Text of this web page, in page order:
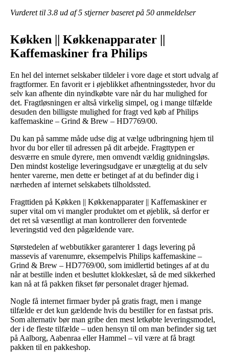
Vurderet til 3.8 ud af 5 stjerner baseret på 50 anmeldelser
Køkken || Køkkenapparater ||
Kaffemaskiner fra Philips
En hel del internet selskaber tildeler i vore dage et stort udvalg af
fragtformer. En favorit er i øjeblikket afhentningssteder, hvor du
selv kan afhente din nyindkøbte vare når du har mulighed for
det. Fragtløsningen er altså virkelig simpel, og i mange tilfælde
desuden den billigste mulighed for fragt ved køb af Philips
kaffemaskine – Grind & Brew – HD7769/00.
Du kan på samme måde udse dig at vælge udbringning hjem til
hvor du bor eller til adressen på dit arbejde. Fragttypen er
desværre en smule dyrere, men omvendt vældig gnidningsløs.
Den mindst kostelige leveringsudgave er unægtelig at du selv
henter varerne, men dette er betinget af at du befinder dig i
nærheden af internet selskabets tilholdssted.
Fragttiden på Køkken || Køkkenapparater || Kaffemaskiner er
super vital om vi mangler produktet om et øjeblik, så derfor er
det ret så væsentligt at man kontrollerer den forventede
leveringstid ved den pågældende vare.
Størstedelen af webbutikker garanterer 1 dags levering på
massevis af varenumre, eksempelvis Philips kaffemaskine –
Grind & Brew – HD7769/00, som imidlertid betinges af at du
når at bestille inden et besluttet klokkeslæt, så de med sikkerhed
kan nå at få pakken fikset før personalet drager hjemad.
Nogle få internet firmaer byder på gratis fragt, men i mange
tilfælde er det kun gældende hvis du bestiller for en fastsat pris.
Som alternativ bør man gribe den mest letkøbte leveringsmodel,
der i de fleste tilfælde – uden hensyn til om man befinder sig tæt
på Aalborg, Aabenraa eller Hammel – vil være at få bragt
pakken til en pakkeshop.